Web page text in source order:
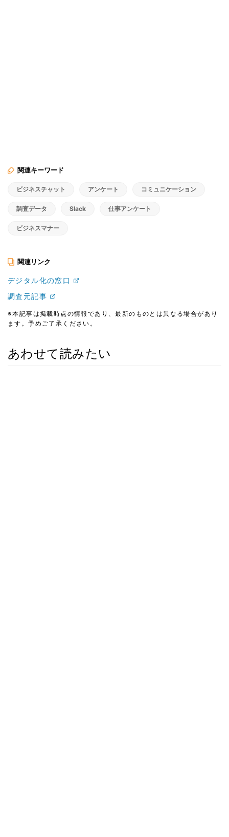
関連キーワード
ビジネスチャット アンケート コミュニケーション
調査データ Slack 仕事アンケート
ビジネスマナー
関連リンク
デジタル化の窓口
調査元記事
※本記事は掲載時点の情報であり、最新のものとは異なる場合があり
ます。予めご了承ください。
あわせて読みたい